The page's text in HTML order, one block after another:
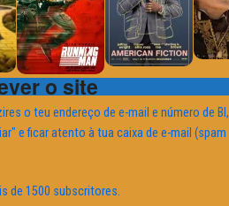
o site
o teu endereço de e-mail e número de BI,
e ficar atento à tua caixa de e-mail (spam
de 1500 subscritores.